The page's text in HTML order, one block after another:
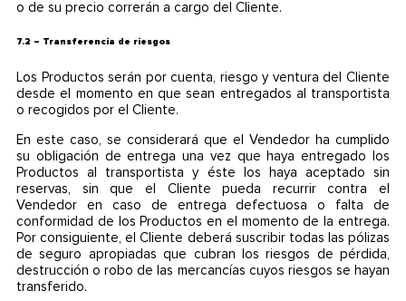
o de su precio correrán a cargo del Cliente.
7.2 – Transferencia de riesgos
Los Productos serán por cuenta, riesgo y ventura del Cliente
desde el momento en que sean entregados al transportista
o recogidos por el Cliente.
En este caso, se considerará que el Vendedor ha cumplido
su obligación de entrega una vez que haya entregado los
Productos al transportista y éste los haya aceptado sin
reservas, sin que el Cliente pueda recurrir contra el
Vendedor en caso de entrega defectuosa o falta de
conformidad de los Productos en el momento de la entrega.
Por consiguiente, el Cliente deberá suscribir todas las pólizas
de seguro apropiadas que cubran los riesgos de pérdida,
destrucción o robo de las mercancías cuyos riesgos se hayan
transferido.